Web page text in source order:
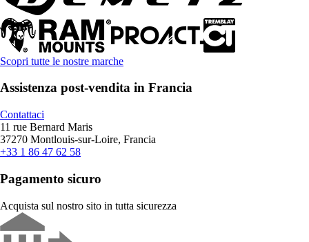
Scopri tutte le nostre marche
Assistenza post-vendita in Francia
Contattaci
11 rue Bernard Maris
37270 Montlouis-sur-Loire, Francia
+33 1 86 47 62 58
Pagamento sicuro
Acquista sul nostro sito in tutta sicurezza